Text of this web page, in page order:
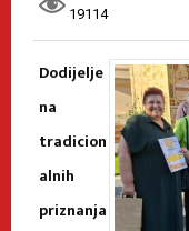
19114
Dodijelje
na
tradicion
alnih
priznanja